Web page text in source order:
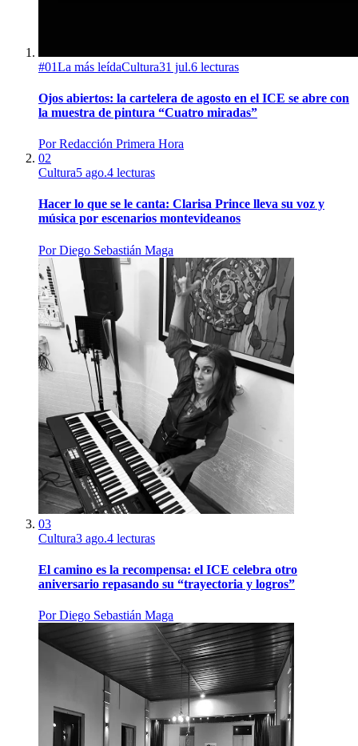
#01La más leídaCultura31 jul.6 lecturas
Ojos abiertos: la cartelera de agosto en el ICE se abre con
la muestra de pintura “Cuatro miradas”
PorRedacción Primera Hora
02
Cultura5 ago.4 lecturas
Hacer lo que se le canta: Clarisa Prince lleva su voz y
música por escenarios montevideanos
PorDiego Sebastián Maga
03
Cultura3 ago.4 lecturas
El camino es la recompensa: el ICE celebra otro
aniversario repasando su “trayectoria y logros”
PorDiego Sebastián Maga